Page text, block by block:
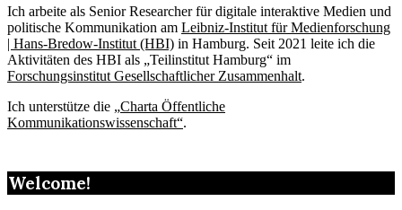
Ich arbeite als Senior Researcher für digitale interaktive Medien und
politische Kommunikation am Leibniz-Institut für Medienforschung
| Hans-Bredow-Institut (HBI) in Hamburg. Seit 2021 leite ich die
Aktivitäten des HBI als „Teilinstitut Hamburg“ im
Forschungsinstitut Gesellschaftlicher Zusammenhalt.
Ich unterstütze die „Charta Öffentliche
Kommunikationswissenschaft“.
Welcome!